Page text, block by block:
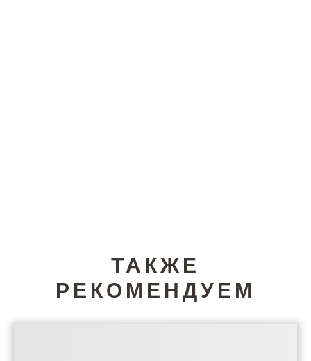
ТАКЖЕ
РЕКОМЕНДУЕМ